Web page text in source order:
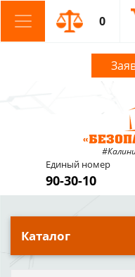
0
Единый номер
90-30-10
Каталог